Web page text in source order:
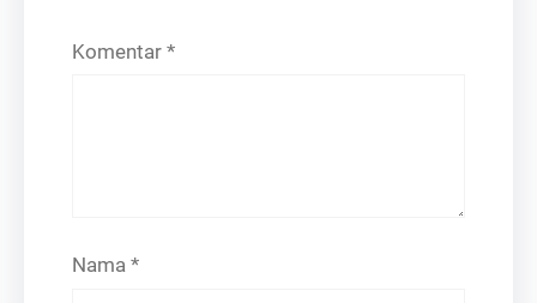
Komentar *
Nama *